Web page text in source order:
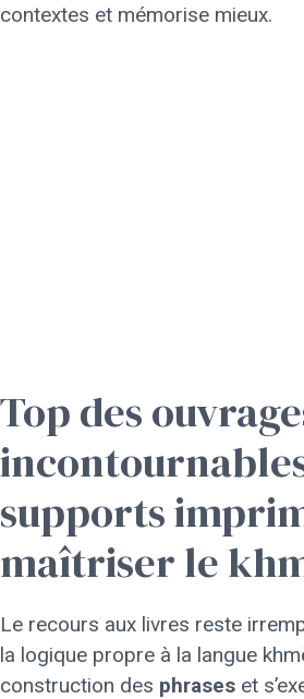
contextes et mémorise mieux.
Top des
supports
maîtriser le
Le recours aux livres reste
la logique propre à la langue
construction des phrases et